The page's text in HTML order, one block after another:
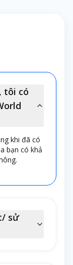
tiền và
bạn nên
Nếu
tại chỗ,
tôi có
khi đã có
bạn có khả
sử